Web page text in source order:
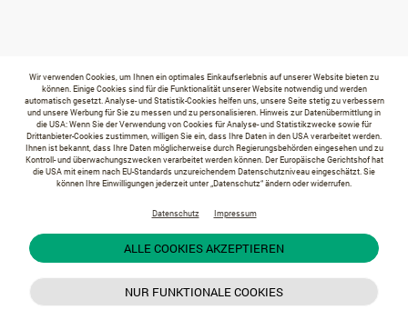
Wir verwenden Cookies, um Ihnen ein optimales Einkaufserlebnis auf unserer Website bieten zu
können. Einige Cookies sind für die Funktionalität unserer Website notwendig und werden
automatisch gesetzt. Analyse- und Statistik-Cookies helfen uns, unsere Seite stetig zu verbessern
und unsere Werbung für Sie zu messen und zu personalisieren. Hinweis zur Datenübermittlung in
die USA: Wenn Sie der Verwendung von Cookies für Analyse- und Statistikzwecke sowie für
Drittanbieter-Cookies zustimmen, willigen Sie ein, dass Ihre Daten in den USA verarbeitet werden.
Ihnen ist bekannt, dass Ihre Daten möglicherweise durch Regierungsbehörden eingesehen und zu
Kontroll- und überwachungszwecken verarbeitet werden können. Der Europäische Gerichtshof hat
die USA mit einem nach EU-Standards unzureichendem Datenschutzniveau eingeschätzt. Sie
können Ihre Einwilligungen jederzeit unter „Datenschutz“ ändern oder widerrufen.
Datenschutz Impressum
ALLE COOKIES AKZEPTIEREN
NUR FUNKTIONALE COOKIES